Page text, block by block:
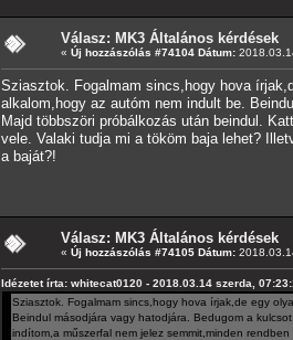
Válasz: MK3 Általános kérdések
« Új hozzászólás #74104 Dátum:
Sziasztok. Fogalmam sincs,hogy hova
alkalom,hogy az autóm nem indult be.
Majd többszöri próbálkozás után beindul.
vele. Valaki tudja mi a tököm baja lehet?
a baját?!
Válasz: MK3 Általános kérdések
« Új hozzászólás #74105 Dátum:
Idézetet írta: whitecat0120 - 2018.03.14 szerda,
Sziasztok. Fogalmam sincs,hogy hova írjak,de egy
Beindul másodjára vagy hatodjára. Bedugom a
indítom,a műszerfal nem jelez semmit,minden